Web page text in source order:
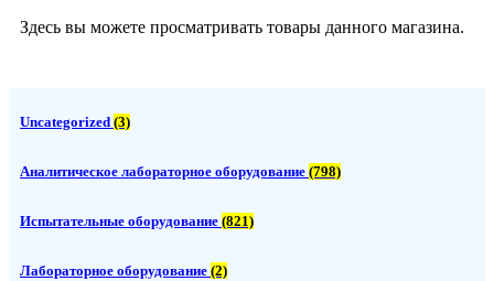
Здесь вы можете просматривать товары данного магазина.
Uncategorized (3)
Аналитическое лабораторное оборудование (798)
Испытательные оборудование (821)
Лабораторное оборудование (2)